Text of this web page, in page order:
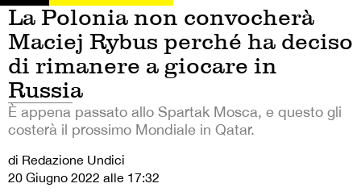
La Polonia non convocherà
Maciej Rybus perché ha deciso
di rimanere a giocare in
Russia
È appena passato allo Spartak Mosca, e questo gli
costerà il prossimo Mondiale in Qatar.
di Redazione Undici
20 Giugno 2022 alle 17:32